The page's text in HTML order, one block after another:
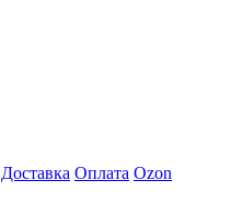
Доставка Оплата Ozon